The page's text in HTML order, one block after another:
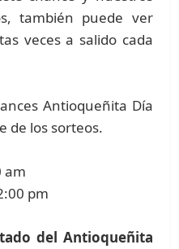
también puede ver
veces a salido cada
Antioqueñita Día
de los sorteos.
am
pm
del Antioqueñita